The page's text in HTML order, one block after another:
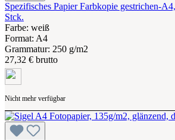
Spezifisches Papier Farbkopie gestrichen-
Stck.
Farbe: weiß
Format: A4
Grammatur: 250 g/m2
27,32 € brutto
Nicht mehr verfügbar